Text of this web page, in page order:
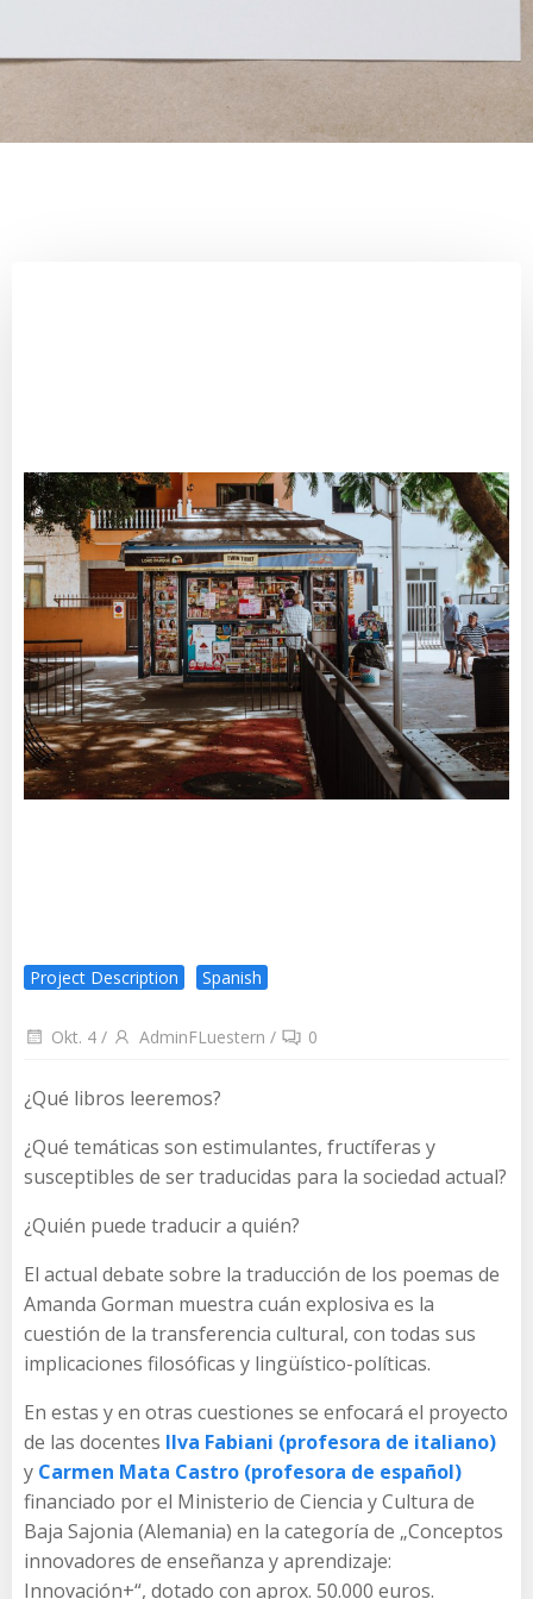
Project Description Spanish
Okt. 4 / AdminFLuestern / 0
¿Qué libros leeremos?
¿Qué temáticas son estimulantes, fructíferas y
susceptibles de ser traducidas para la sociedad actual?
¿Quién puede traducir a quién?
El actual debate sobre la traducción de los poemas de
Amanda Gorman muestra cuán explosiva es la
cuestión de la transferencia cultural, con todas sus
implicaciones filosóficas y lingüístico-políticas.
En estas y en otras cuestiones se enfocará el proyecto
de las docentes Ilva Fabiani (profesora de italiano)
y Carmen Mata Castro (profesora de español)
financiado por el Ministerio de Ciencia y Cultura de
Baja Sajonia (Alemania) en la categoría de „Conceptos
innovadores de enseñanza y aprendizaje:
Innovación+“, dotado con aprox. 50.000 euros.